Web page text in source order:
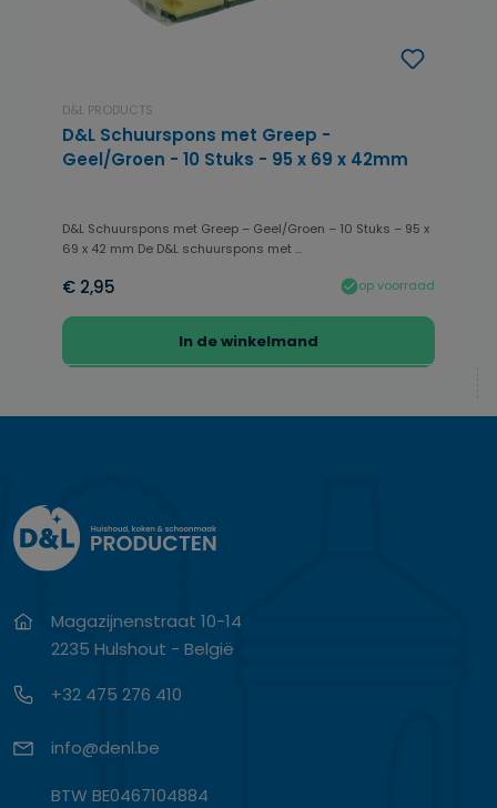
D&L PRODUCTS
D&L Schuurspons met Greep -
Geel/Groen - 10 Stuks - 95 x 69 x 42mm
D&L Schuurspons met Greep – Geel/Groen – 10 Stuks – 95 x
69 x 42 mm De D&L schuurspons met ...
€ 2,95 op voorraad
In de winkelmand
Magazijnenstraat 10-14
2235 Hulshout - België
+32 475 276 410
info@denl.be
BTW BE0467104884